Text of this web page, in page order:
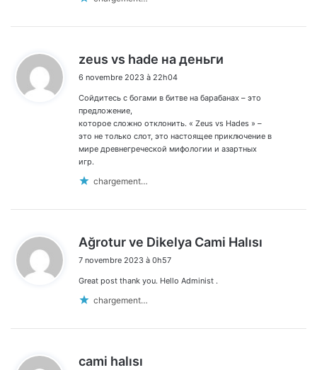
zeus vs hade на деньги
6 novembre 2023 à 22h04
Сойдитесь с богами в битве на барабанах – это
предложение,
которое сложно отклонить. « Zeus vs Hades » –
это не только слот, это настоящее приключение в
мире древнегреческой мифологии и азартных
игр.
chargement…
Ağrotur ve Dikelya Cami Halısı
7 novembre 2023 à 0h57
Great post thank you. Hello Administ .
chargement…
cami halısı